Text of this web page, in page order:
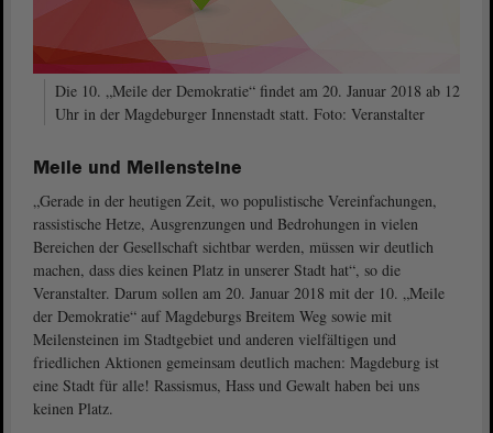
Die 10. „Meile der Demokratie“ findet am 20. Januar 2018 ab 12
Uhr in der Magdeburger Innenstadt statt. Foto: Veranstalter
Meile und Meilensteine
„Gerade in der heutigen Zeit, wo populistische Vereinfachungen,
rassistische Hetze, Ausgrenzungen und Bedrohungen in vielen
Bereichen der Gesellschaft sichtbar werden, müssen wir deutlich
machen, dass dies keinen Platz in unserer Stadt hat“, so die
Veranstalter. Darum sollen am 20. Januar 2018 mit der 10. „Meile
der Demokratie“ auf Magdeburgs Breitem Weg sowie mit
Meilensteinen im Stadtgebiet und anderen vielfältigen und
friedlichen Aktionen gemeinsam deutlich machen: Magdeburg ist
eine Stadt für alle! Rassismus, Hass und Gewalt haben bei uns
keinen Platz.